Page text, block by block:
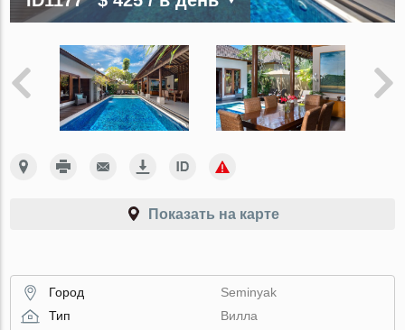
Показать на карте
Город
Seminyak
Тип
Вилла